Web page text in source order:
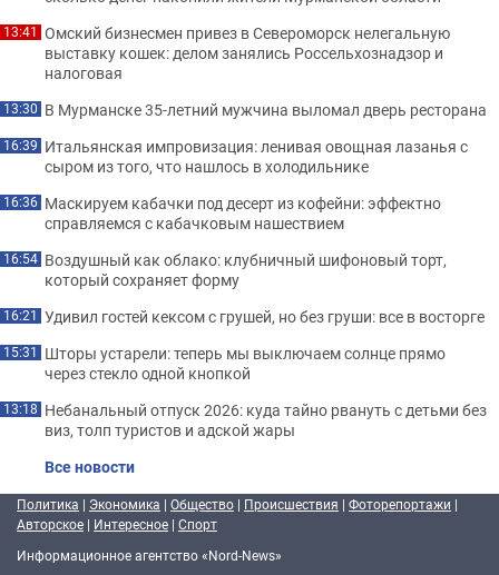
13:41 Омский бизнесмен привез в Североморск нелегальную
выставку кошек: делом занялись Россельхознадзор и
налоговая
13:30 В Мурманске 35-летний мужчина выломал дверь ресторана
16:39 Итальянская импровизация: ленивая овощная лазанья с
сыром из того, что нашлось в холодильнике
16:36 Маскируем кабачки под десерт из кофейни: эффектно
справляемся с кабачковым нашествием
16:54 Воздушный как облако: клубничный шифоновый торт,
который сохраняет форму
16:21 Удивил гостей кексом с грушей, но без груши: все в восторге
15:31 Шторы устарели: теперь мы выключаем солнце прямо
через стекло одной кнопкой
13:18 Небанальный отпуск 2026: куда тайно рвануть с детьми без
виз, толп туристов и адской жары
Все новости
Политика | Экономика | Общество | Происшествия | Фоторепортажи |
Авторское | Интересное | Спорт
Информационное агентство «Nord-News»